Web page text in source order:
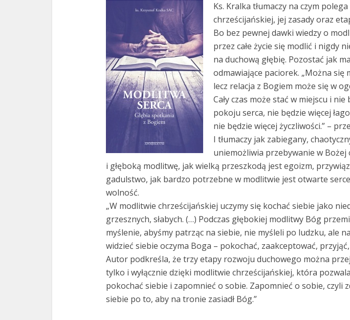
Ks. Kralka tłumaczy na czym
chrześcijańskiej, jej zasady oraz
Bo bez pewnej dawki wiedzy o
przez całe życie się modlić i nigdy
na duchową głębię. Pozostać jak
odmawiające paciorek. „Można się
lecz relacja z Bogiem może się w
Cały czas może stać w miejscu i nie
pokoju serca, nie będzie więcej
nie będzie więcej życzliwości.” –
I tłumaczy jak zabiegany,
uniemożliwia przebywanie w Bożej
i głęboką modlitwę, jak wielką przeszkodą jest egoizm,
gadulstwo, jak bardzo potrzebne w modlitwie jest otwarte
wolność.
„W modlitwie chrześcijańskiej uczymy się kochać siebie jako
grzesznych, słabych. (…) Podczas głębokiej modlitwy Bóg
myślenie, abyśmy patrząc na siebie, nie myśleli po ludzku, ale
widzieć siebie oczyma Boga – pokochać, zaakceptować, przyjąć,
Autor podkreśla, że trzy etapy rozwoju duchowego można
tylko i wyłącznie dzięki modlitwie chrześcijańskiej, która
pokochać siebie i zapomnieć o sobie. Zapomnieć o sobie, czyli
siebie po to, aby na tronie zasiadł Bóg.”